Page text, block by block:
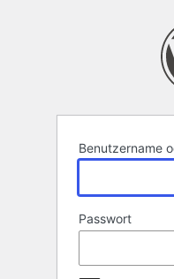
Benutzername
Passwort